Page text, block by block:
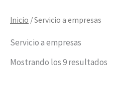
Inicio / Servicio a empresas
Servicio a empresas
Mostrando los 9 resultados